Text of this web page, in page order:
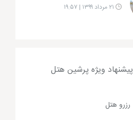
پیشنهاد ویژه پرشین هتل
رزرو هتل